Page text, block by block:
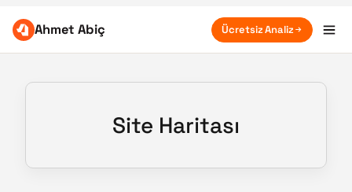
Ahmet Abiç Ücretsiz Analiz
Site Haritası